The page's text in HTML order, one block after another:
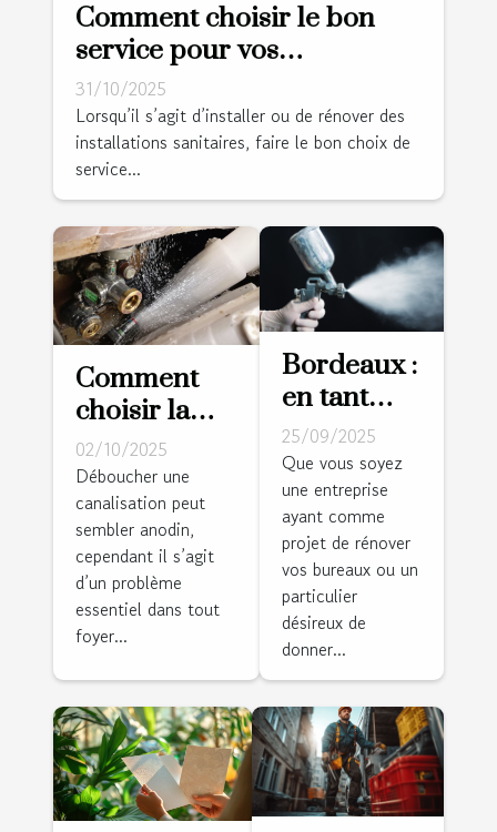
Comment choisir le bon
service pour vos
installations sanitaires ?
31/10/2025
Lorsqu’il s’agit d’installer ou de rénover des
installations sanitaires, faire le bon choix de
service...
Comment
choisir la
meilleure
méthode
pour
déboucher
vos
canalisations
?
02/10/2025
Déboucher une
canalisation peut
sembler anodin,
cependant il s’agit
d’un problème
essentiel dans tout
foyer...
Bordeaux :
en tant
que
peintre
qualifié,
tout le
monde fait
confiance
à Micazza !
25/09/2025
Que vous soyez
une entreprise
ayant comme
projet de rénover
vos bureaux ou un
particulier
désireux de
donner...